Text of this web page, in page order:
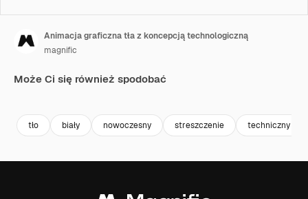
Animacja graficzna tła z koncepcją technologiczną
magnific
Może Ci się również spodobać
tło biały nowoczesny streszczenie techniczny